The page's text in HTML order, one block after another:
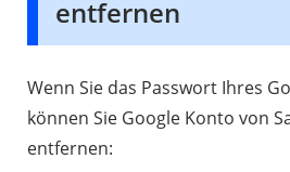
entfernen
Wenn Sie das Passwort Ihres
können Sie Google Konto von
entfernen: